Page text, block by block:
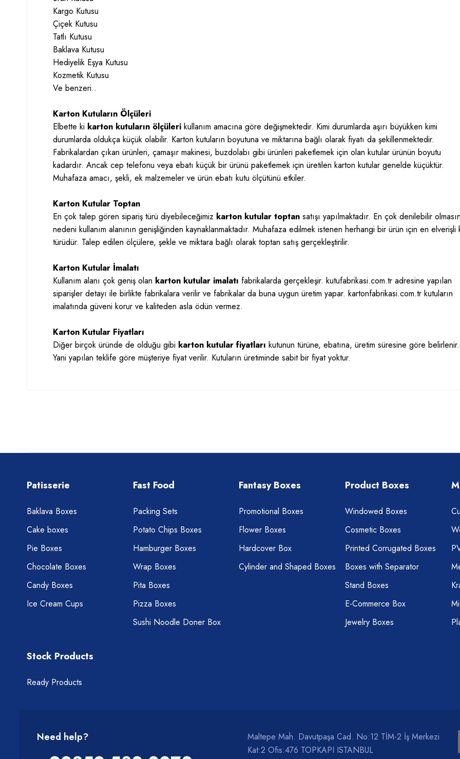
Kargo Kutusu
Çiçek Kutusu
Tatlı Kutusu
Baklava Kutusu
Hediyelik Eşya Kutusu
Kozmetik Kutusu
Ve benzeri..
Karton Kutuların Ölçüleri
Elbette ki karton kutuların ölçüleri kullanım amacına göre değişmektedir. Kimi durumlarda aşırı büyükken kimi
durumlarda oldukça küçük olabilir. Karton kutuların boyutuna ve miktarına bağlı olarak fiyatı da şekillenmektedir.
Fabrikalardan çıkan ürünleri, çamaşır makinesi, buzdolabı gibi ürünleri paketlemek için olan kutular ürünün boyutu
kadardır. Ancak cep telefonu veya ebatı küçük bir ürünü paketlemek için üretilen karton kutular genelde küçüktür.
Muhafaza amacı, şekli, ek malzemeler ve ürün ebatı kutu ölçütünü etkiler.
Karton Kutular Toptan
En çok talep gören sipariş türü diyebileceğimiz karton kutular toptan satışı yapılmaktadır. En çok denilebilir
nedeni kullanım alanının genişliğinden kaynaklanmaktadır. Muhafaza edilmek istenen herhangi bir ürün için en elverişli
türüdür. Talep edilen ölçülere, şekle ve miktara bağlı olarak toptan satış gerçekleştirilir.
Karton Kutular İmalatı
Kullanım alanı çok geniş olan karton kutular imalatı fabrikalarda gerçekleşir. kutufabrikasi.com.tr adresine yapılan
siparişler detayı ile birlikte fabrikalara verilir ve fabrikalar da buna uygun üretim yapar. kartonfabrikasi.com.tr kutuların
imalatında güveni korur ve kaliteden asla ödün vermez.
Karton Kutular Fiyatları
Diğer birçok üründe de olduğu gibi karton kutular fiyatları kutunun türüne, ebatına, üretim süresine göre belirlenir.
Yani yapılan teklife göre müşteriye fiyat verilir. Kutuların üretiminde sabit bir fiyat yoktur.
Patisserie
Baklava Boxes
Cake boxes
Pie Boxes
Chocolate Boxes
Candy Boxes
Ice Cream Cups
Fast Food
Packing Sets
Potato Chips Boxes
Hamburger Boxes
Wrap Boxes
Pita Boxes
Pizza Boxes
Sushi Noodle Doner Box
Fantasy Boxes
Promotional Boxes
Flower Boxes
Hardcover Box
Cylinder and Shaped Boxes
Product Boxes
Windowed Boxes
Cosmetic Boxes
Printed Corrugated Boxes
Boxes with Separator
Stand Boxes
E-Commerce Box
Jewelry Boxes
Stock Products
Ready Products
Need help?
Maltepe Mah. Davutpaşa Cad. No:12 TİM-2 İş Merkezi
Kat:2 Ofis:476 TOPKAPI ISTANBUL